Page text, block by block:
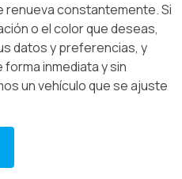
constantemente. Si
o el color que deseas,
datos y preferencias, y
inmediata y sin
un vehículo que se ajuste